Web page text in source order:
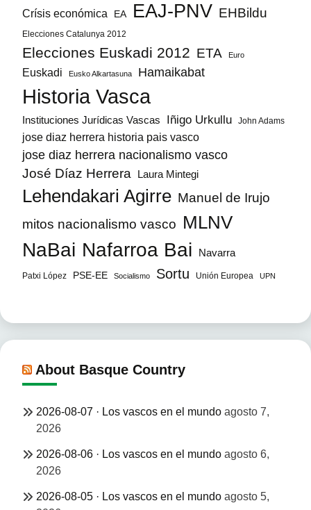
Crísis económica EA EAJ-PNV EHBildu
Elecciones Catalunya 2012
Elecciones Euskadi 2012 ETA Euro
Euskadi Eusko Alkartasuna Hamaikabat
Historia Vasca
Instituciones Jurídicas Vascas Iñigo Urkullu John Adams
jose diaz herrera historia pais vasco
jose diaz herrera nacionalismo vasco
José Díaz Herrera Laura Mintegi
Lehendakari Agirre Manuel de Irujo
mitos nacionalismo vasco MLNV
NaBai Nafarroa Bai Navarra
Patxi López PSE-EE Socialismo Sortu Unión Europea UPN
About Basque Country
2026-08-07 · Los vascos en el mundo agosto 7,
2026
2026-08-06 · Los vascos en el mundo agosto 6,
2026
2026-08-05 · Los vascos en el mundo agosto 5,